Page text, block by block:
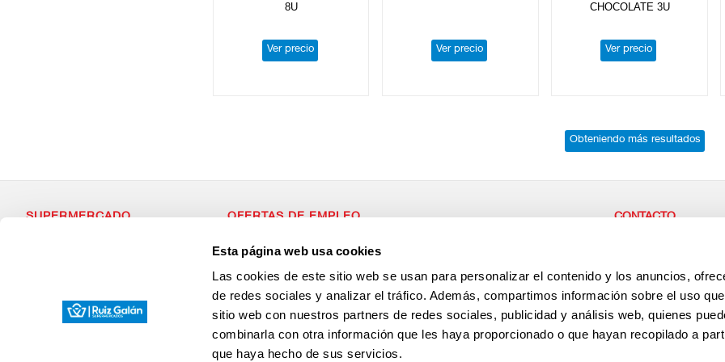
Esta página web usa cookies
Las cookies de este sitio web se usan para personalizar el contenido y los anuncios,
de redes sociales y analizar el tráfico. Además, compartimos información sobre el uso
sitio web con nuestros partners de redes sociales, publicidad y análisis web, quienes
combinarla con otra información que les haya proporcionado o que hayan recopilado a
que haya hecho de sus servicios.
8U
Ver precio Ver precio
CHOCOLATE 3U
Ver precio
Obteniendo más resultados
SUPERMERCADO
Charcutería
Quesos al Corte
OFERTAS DE EMPLEO
con valores, que apuesta por las personas,
CONTACTO
España
+34 956 64 33 01
Antención al cliente
+34 696 237 022